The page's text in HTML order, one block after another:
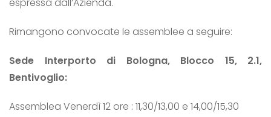
espressa dall’Azienda.
Rimangono convocate le assemblee a seguire:
Sede Interporto di Bologna, Blocco 15, 2.1,
Bentivoglio:
Assemblea Venerdì 12 ore : 11,30/13,00 e 14,00/15,30